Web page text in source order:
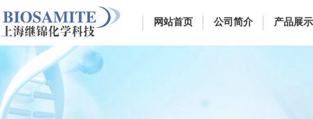
网站首页 公司简介 产品展示